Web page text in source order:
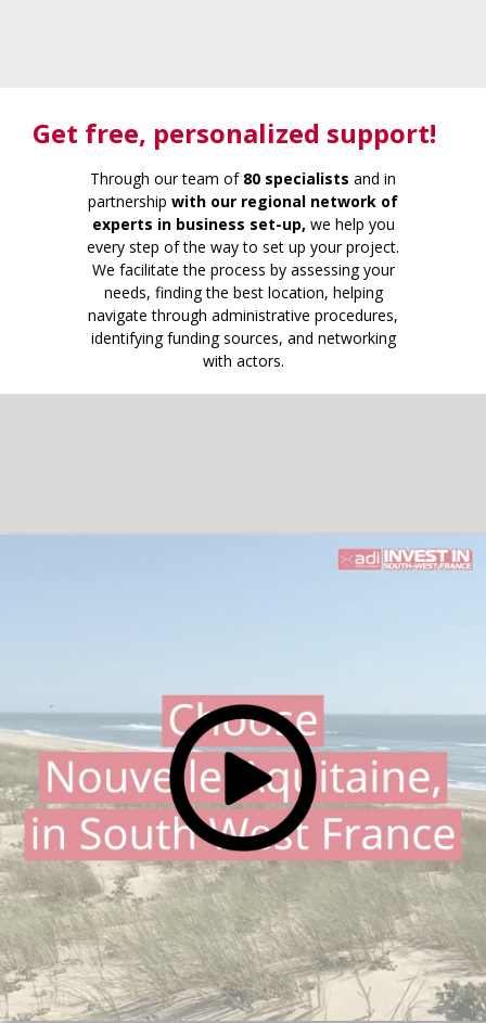
Get free, personalized support!
Through our team of 80 specialists and in
partnership with our regional network of
experts in business set-up, we help you
every step of the way to set up your project.
We facilitate the process by assessing your
needs, finding the best location, helping
navigate through administrative procedures,
identifying funding sources, and networking
with actors.